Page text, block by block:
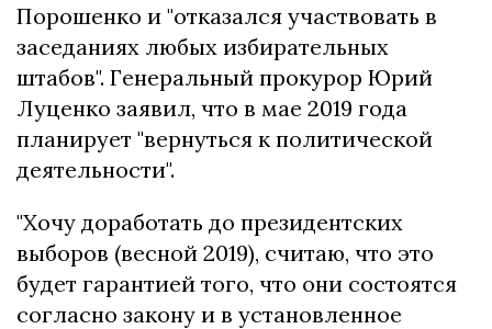
Порошенко и "отказался участвовать в
заседаниях любых избирательных
штабов". Генеральный прокурор Юрий
Луценко заявил, что в мае 2019 года
планирует "вернуться к политической
деятельности".
"Хочу доработать до президентских
выборов (весной 2019), считаю, что это
будет гарантией того, что они состоятся
согласно закону и в установленное